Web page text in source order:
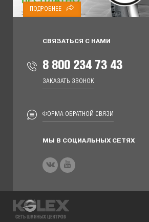
ПОДРОБНЕЕ
СВЯЗАТЬСЯ С НАМИ
8 800 234 73 43
ЗАКАЗАТЬ ЗВОНОК
ФОРМА ОБРАТНОЙ СВЯЗИ
МЫ В СОЦИАЛЬНЫХ СЕТЯХ